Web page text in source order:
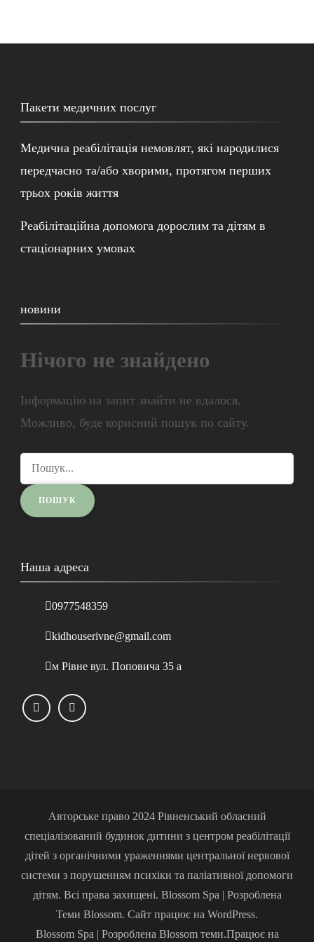
Пакети медичних послуг
Медична реабілітація немовлят, які народилися
передчасно та/або хворими, протягом перших
трьох років життя
Реабілітаційна допомога дорослим та дітям в
стаціонарних умовах
новини
Нічого не знайдено
Інформацію на запит знайти не вдалося.
Можливо, буде корисний пошук по сайту.
Наша адреса
0977548359
kidhouserivne@gmail.com
м Рівне вул. Поповича 35 а
Авторське право 2024 Рівненський обласний
спеціалізований будинок дитини з центром реабілітації
дітей з органічними ураженнями центральної нервової
системи з порушенням психіки та паліативної допомоги
дітям. Всі права захищені. Blossom Spa | Розроблена
Теми Blossom. Сайт працює на WordPress.
Blossom Spa | Розроблена Blossom теми.Працює на